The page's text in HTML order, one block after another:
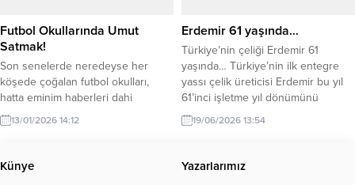
Futbol Okullarında Umut
Satmak!
Son senelerde neredeyse her
köşede çoğalan futbol okulları,
hatta eminim haberleri dahi
olmayan PSG’sinden tut
Manchester City’sine kadar futbol
cıvıl, spor yapan çocuklar,
geleceğin yıldız adayları… Ne güzel
13/01/2026 14:12
Erdemir 61 yaşında…
Türkiye’nin çeliği Erdemir 61
yaşında… Türkiye’nin ilk entegre
yassı çelik üreticisi Erdemir bu yıl
61’inci işletme yıl dönümünü
kutluyor. Geçmişten günümüze
üretim yolculuğunda ülke
istihdamına güçlü katkılar sunan
19/06/2026 13:54
Künye Yazarlarımız